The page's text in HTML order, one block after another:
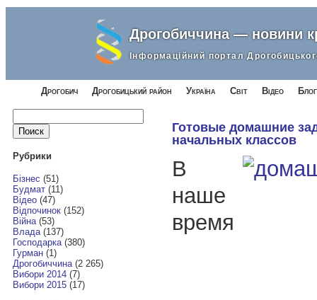
Дрогобиччина — новини
Інформаційний портал
Дрогобич Дрогобицький район Україна Світ Відео
Найти:
Рубрики
Бізнес (51)
Будмат(11)
Відео(47)
Відпочинок(152)
Війна(53)
Влада(137)
Господарка(380)
Гурман(1)
Дрогобиччина(2 265)
Вибори 2014(7)
Вибори 2015(17)
Готовые домашние
начальных классов
В
наше
время